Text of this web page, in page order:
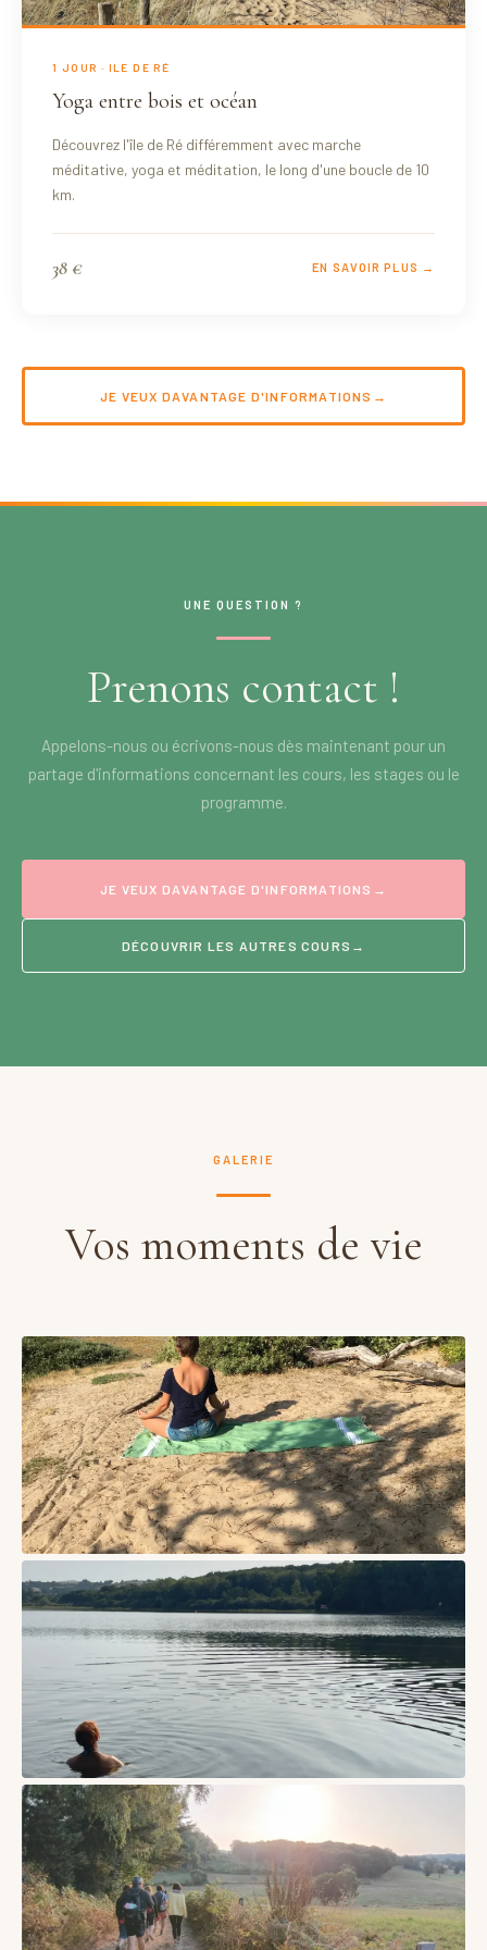
1 JOUR · ILE DE RÉ
Yoga entre bois et océan
Découvrez l'île de Ré différemment avec marche
méditative, yoga et méditation, le long d'une boucle de 10
km.
38 € EN SAVOIR PLUS →
JE VEUX DAVANTAGE D'INFORMATIONS →
UNE QUESTION ?
Prenons contact !
Appelons-nous ou écrivons-nous dès maintenant pour un
partage d'informations concernant les cours, les stages ou le
programme.
JE VEUX DAVANTAGE D'INFORMATIONS →
DÉCOUVRIR LES AUTRES COURS →
GALERIE
Vos moments de vie